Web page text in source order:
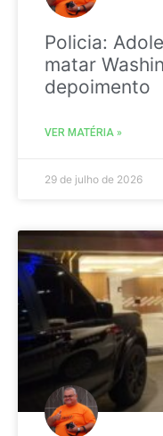
Policia:
matar
depoimento
VER MATÉRIA »
29 de julho de 2026